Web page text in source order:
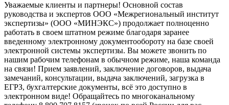
Уважаемые клиенты и партнеры! Основной состав
руководства и экспертов ООО «Межрегиональный институт
экспертизы» (ООО «МИНЭКС») продолжает полноценно
работать в своем штатном режиме благодаря заранее
введенному электронному документообороту на базе своей
электронной системы экспертизы. Вы можете звонить по
нашим рабочим телефонам в обычном режиме, наша команда
на связи! Прием заявлений, заключение договоров, выдача
замечаний, консультации, выдача заключений, загрузка в
ЕГРЗ, бухгалтерские документы, всё это доступно в
электронном виде! Обращайтесь по многоканальному